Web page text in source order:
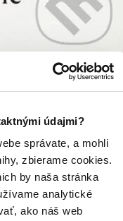
údajmi?
správate, a mohli
zbierame cookies.
by naša stránka
analytické
ako náš web
a je vo
knihou a novou by ste
nálepkou, ktorá môže